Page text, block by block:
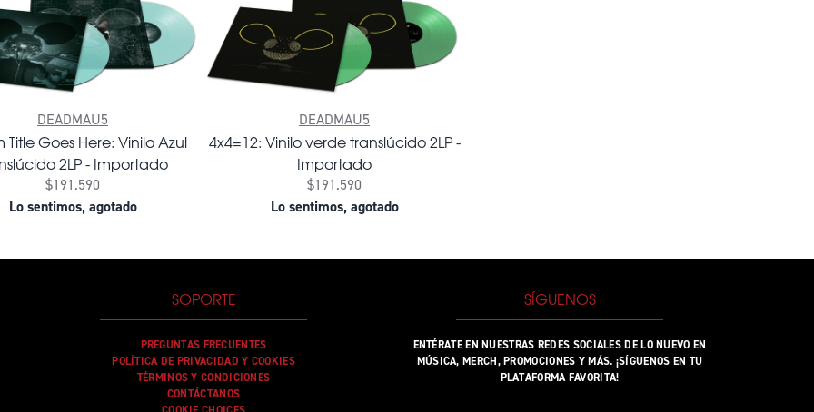
DEADMAU5
Title Goes Here: Vinilo Azul
2LP - Importado
$191.590
Lo sentimos, agotado
DEADMAU5
4x4=12: Vinilo verde translúcido 2LP -
Importado
$191.590
Lo sentimos, agotado
SOPORTE
PREGUNTAS FRECUENTES
POLÍTICA DE PRIVACIDAD Y COOKIES
TÉRMINOS Y CONDICIONES
CONTÁCTANOS
SÍGUENOS
ENTÉRATE EN NUESTRAS REDES SOCIALES DE LO NUEVO EN
MÚSICA, MERCH, PROMOCIONES Y MÁS. ¡SÍGUENOS EN TU
PLATAFORMA FAVORITA!